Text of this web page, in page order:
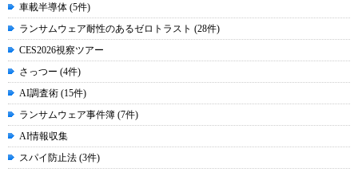
車載半導体 (5件)
ランサムウェア耐性のあるゼロトラスト (28件)
CES2026視察ツアー
さっつー (4件)
AI調査術 (15件)
ランサムウェア事件簿 (7件)
AI情報収集
スパイ防止法 (3件)